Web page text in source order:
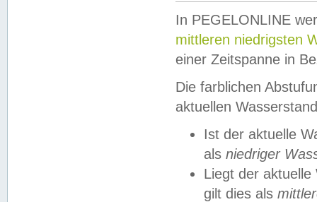
In PEGELONLINE
mittleren niedrigsten
einer Zeitspanne in
Die farblichen
aktuellen
Ist der aktuelle
als niedriger
Liegt der
gilt dies als